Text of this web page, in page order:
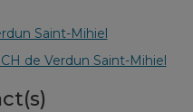
Saint-Mihiel
de Verdun Saint-Mihiel